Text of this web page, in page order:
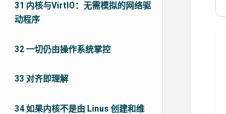
31 内核与VirtIO：无需模拟的网络驱
动程序
32 一切仍由操作系统掌控
33 对齐即理解
34 如果内核不是由 Linus 创建和维